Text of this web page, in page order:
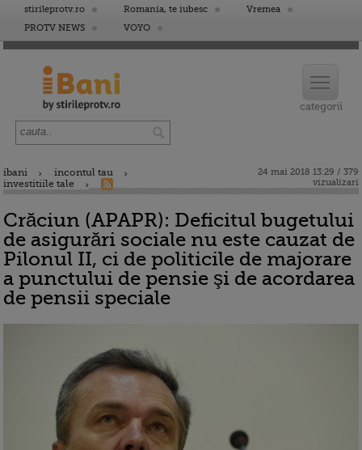
stirileprotv.ro Romania, te iubesc
Vremea
PROTV NEWS
VOYO
ibani
incontul tau
investitiile tale
24 mai 2018 13:29 / 379
vizualizari
Crăciun (APAPR): Deficitul bugetului
de asigurări sociale nu este cauzat de
Pilonul II, ci de politicile de majorare
a punctului de pensie şi de acordarea
de pensii speciale